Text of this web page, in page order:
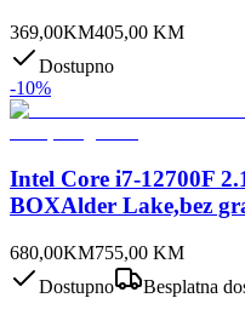
369,00KM405,00 KM
Dostupno
-10%
Intel Core i7-12700F
BOXAlder Lake,bez
680,00KM755,00 KM
Dostupno
Besplatna